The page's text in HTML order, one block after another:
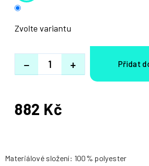
Zvolte variantu
+
−
882 Kč
Měrná
Materiálové složení: 100% polyester